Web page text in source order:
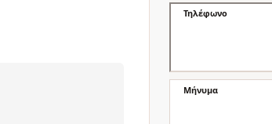
Τηλέφωνο
Μήνυμα